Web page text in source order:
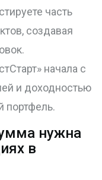
часть
создавая
начала с
и доходностью
портфель.
нужна
в